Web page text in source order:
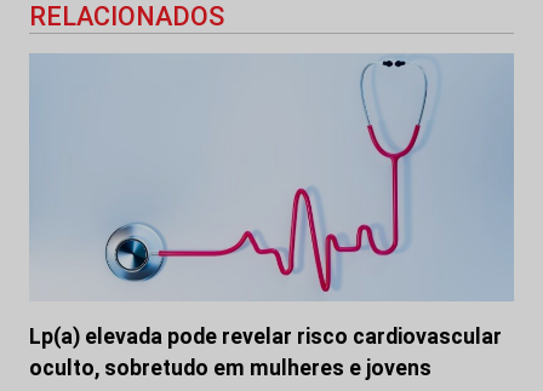
RELACIONADOS
Lp(a) elevada pode revelar risco cardiovascular
oculto, sobretudo em mulheres e jovens